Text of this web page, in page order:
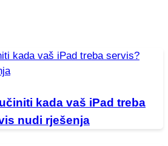
kada vaš iPad treba
nudi rješenja